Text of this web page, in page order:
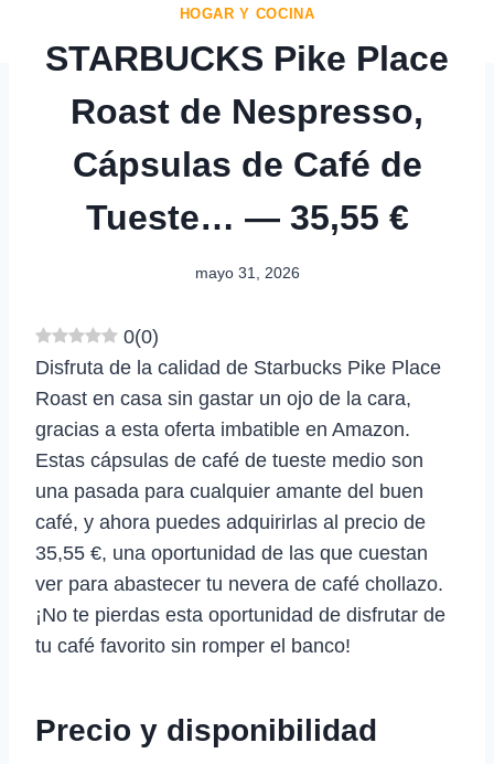
HOGAR Y COCINA
STARBUCKS Pike Place
Roast de Nespresso,
Cápsulas de Café de
Tueste… — 35,55 €
mayo 31, 2026
0(0)
Disfruta de la calidad de Starbucks Pike Place
Roast en casa sin gastar un ojo de la cara,
gracias a esta oferta imbatible en Amazon.
Estas cápsulas de café de tueste medio son
una pasada para cualquier amante del buen
café, y ahora puedes adquirirlas al precio de
35,55 €, una oportunidad de las que cuestan
ver para abastecer tu nevera de café chollazo.
¡No te pierdas esta oportunidad de disfrutar de
tu café favorito sin romper el banco!
Precio y disponibilidad